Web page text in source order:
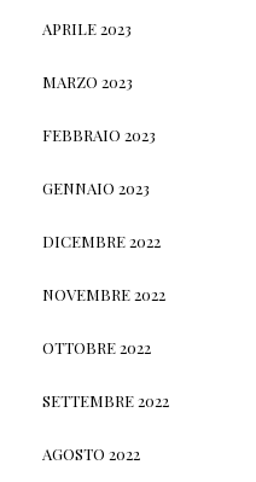
APRILE 2023
MARZO 2023
FEBBRAIO 2023
GENNAIO 2023
DICEMBRE 2022
NOVEMBRE 2022
OTTOBRE 2022
SETTEMBRE 2022
AGOSTO 2022